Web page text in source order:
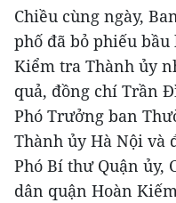
Chiều cùng ngày,
phố đã bỏ phiếu
Kiểm tra Thành ủy
quả, đồng chí Trần
Phó Trưởng ban
Thành ủy Hà Nội và
Phó Bí thư Quận ủy,
dân quận Hoàn